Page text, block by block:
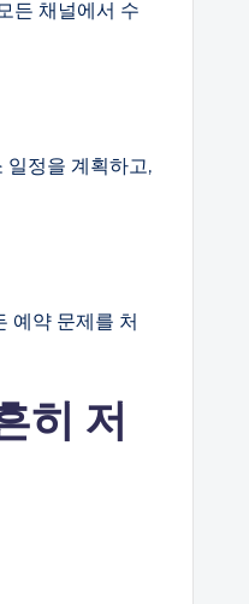
든 채널에서 수
일정을 계획하고,
예약 문제를 처
히 저